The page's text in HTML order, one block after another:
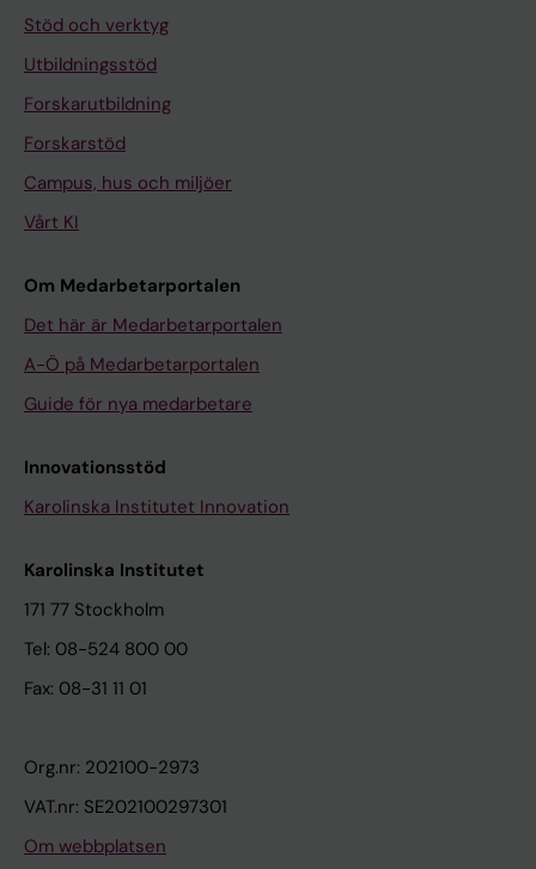
Stöd och verktyg
Utbildningsstöd
Forskarutbildning
Forskarstöd
Campus, hus och miljöer
Vårt KI
Om Medarbetarportalen
Det här är Medarbetarportalen
A-Ö på Medarbetarportalen
Guide för nya medarbetare
Innovationsstöd
Karolinska Institutet Innovation
Karolinska Institutet
171 77 Stockholm
Tel: 08-524 800 00
Fax: 08-31 11 01
Org.nr: 202100-2973
VAT.nr: SE202100297301
Om webbplatsen